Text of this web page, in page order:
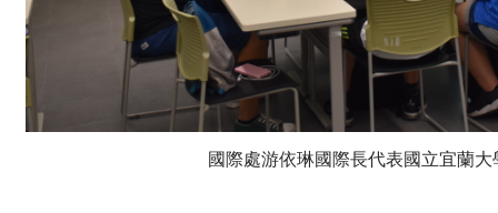
國際處游依琳國際長代表國立宜蘭大